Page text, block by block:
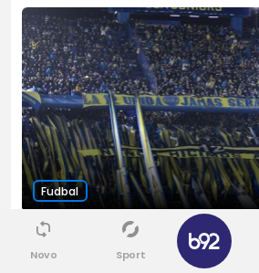
Fudbal
Loš teren oterao Boku sa
Novo Sport
✕